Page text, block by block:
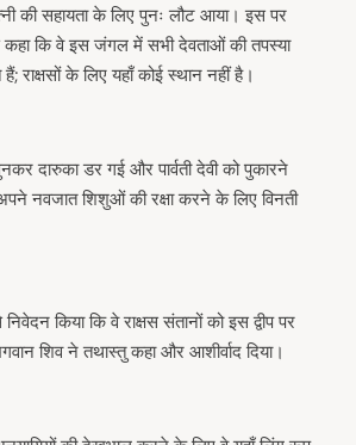
की सहायता के लिए पुनः लौट आया। इस पर
कहा कि वे इस जंगल में सभी देवताओं की तपस्या
राक्षसों के लिए यहाँ कोई स्थान नहीं है।
दारुका डर गई और पार्वती देवी को पुकारने
नवजात शिशुओं की रक्षा करने के लिए विनती
किया कि वे राक्षस संतानों को इस द्वीप पर
शिव ने तथास्तु कहा और आशीर्वाद दिया।